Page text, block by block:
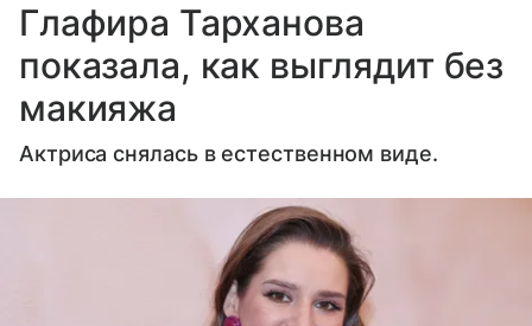
Глафира Тарханова
показала, как выглядит без
макияжа
Актриса снялась в естественном виде.